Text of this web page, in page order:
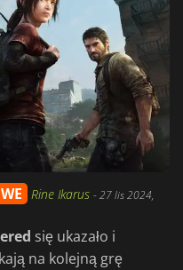
Rine Ikarus -27 lis 2024,
się ukazało i
na kolejną grę